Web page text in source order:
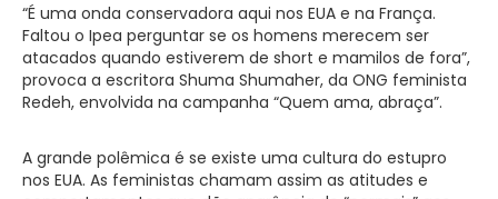
“É uma onda conservadora aqui nos EUA e na França.
Faltou o Ipea perguntar se os homens merecem ser
atacados quando estiverem de short e mamilos de fora”,
provoca a escritora Shuma Shumaher, da ONG feminista
Redeh, envolvida na campanha “Quem ama, abraça”.
A grande polêmica é se existe uma cultura do estupro
nos EUA. As feministas chamam assim as atitudes e